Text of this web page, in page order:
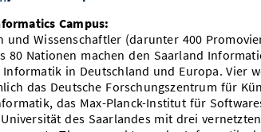
Campus:
und Wissenschaftler (darunter 400
80 Nationen machen den Saarland
in Deutschland und Europa. Vier
das Deutsche Forschungszentrum für
das Max-Planck-Institut für
des Saarlandes mit drei